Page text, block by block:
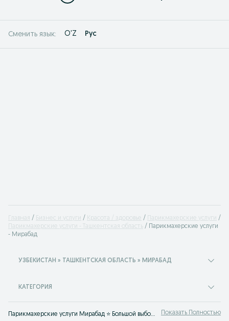
Сменить язык: O'Z Рус
Главная Бизнес и услуги Красота / здоровье
Парикмахерские услуги
Парикмахерские услуги - Ташкентская область
Парикмахерские услуги
- Мирабад
УЗБЕКИСТАН » ТАШКЕНТСКАЯ ОБЛАСТЬ » МИРАБАД
КАТЕГОРИЯ
Парикмахерские услуги Мирабад ⭐ Большой выбор услуг по окраске, стрижке, укладке волос, плетению и наращиванию ⚡ Выгодные цены на OLX.uz! Показать Полностью